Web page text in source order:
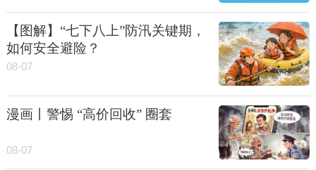
【图解】“七下八上”防汛关键期，
如何安全避险？
08-07
漫画丨警惕 “高价回收” 圈套
08-07